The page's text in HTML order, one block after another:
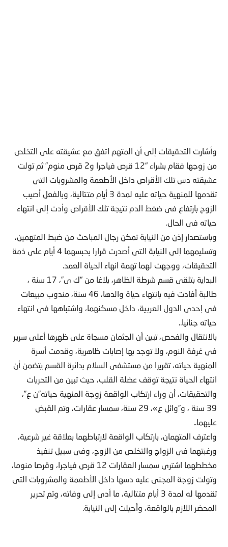
وأشارت التحقيقات إلى أن المتهم اتفق مع عشيقته على التخلص
من زوجها فقام بشراء “12 قرص فياجرا و2 قرص منوم” ثم تولت
عشيقته دس تلك الأقراص داخل الأطعمة والمشروبات التى
تقدمها للمنهية حياته عليه لمدة 3 أيام متتالية، وبالفعل أصيب
الزوج بارتفاع فى ضغط الدم نتيجة تلك الأقراص وأدت إلى انتهاء
حياته فى الحال.
وباستصدار إذن من النيابة تمكن رجال المباحث من ضبط المتهمين،
وتسليمهما إلى النيابة التى أصدرت قرارا بحبسهما 4 أيام على ذمة
التحقيقات، ووجهت لهما تهمة انهاء الحياة العمد.
البداية بتلقى قسم شرطة الظاهر، بلاغا من “ك ى”، 17 سنة ،
طالبة أفادت فيه بانتهاء حياة والدها، 46 سنة، مندوب مبيعات
فى إحدى الدول العربية، داخل مسكنهما، واشتباهها فى انتهاء
حياته جنائيا..
بالانتقال والفحص، تبين أن الجثمان مسجاة على ظهرها أعلى سرير
فى غرفة النوم، ولا توجد بها إصابات ظاهرية، وقدمت أسرة
المنهية حياته، تقريرا من مستشفى السلام بدائرة القسم يتضمن أن
انتهاء الحياة نتيجة توقف عضلة القلب، حيث تبين من التحريات
والتحقيقات، أن وراء ارتكاب الواقعة زوجة المنهية حياته”ن ع”،
39 سنة ، و”وائل ع»، 29 سنة، سمسار عقارات، وتم القبض
عليهما..
واعترف المتهمان، بارتكاب الواقعة لارتباطهما بعلاقة غير شرعية،
ورغبتهما فى الزواج والتخلص من الزوج، وفى سبيل تنفيذ
مخططهما اشترى سمسار العقارات 12 قرص فياجرا، وقرصا منوما،
وتولت زوجة المجنى عليه دسها داخل الأطعمة والمشروبات التى
تقدمها له لمدة 3 أيام متتالية، ما أدى إلى وفاته، وتم تحرير
المحضر اللازم بالواقعة، وأحيلت إلى النيابة.